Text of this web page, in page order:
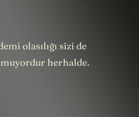
hikayeyi anlatmaya
olasılığı sizi de